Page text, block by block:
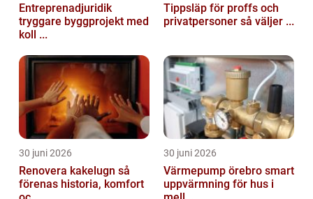
Entreprenadjuridik
tryggare byggprojekt med
koll ...
Tippsläp för proffs och
privatpersoner så väljer ...
30 juni 2026
Renovera kakelugn så
förenas historia, komfort
30 juni 2026
Värmepump örebro smart
uppvärmning för hus i